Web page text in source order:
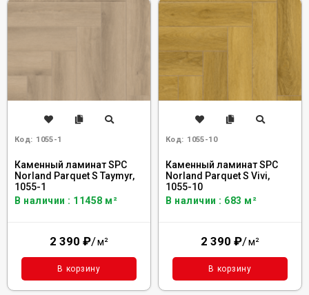
Код: 1055-1
Каменный ламинат SPC
Norland Parquet S Taymyr,
1055-1
В наличии : 11458 м²
2 390 ₽/м²
В корзину
Код: 1055-10
Каменный ламинат SPC
Norland Parquet S Vivi,
1055-10
В наличии : 683 м²
2 390 ₽/м²
В корзину